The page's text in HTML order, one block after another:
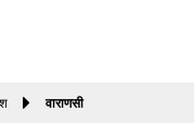
वाराणसी